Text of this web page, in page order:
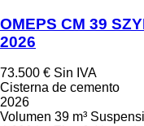
OMEPS CM 39
2026
73.500 € Sin IVA
Cisterna de cemento
2026
Volumen 39 m³